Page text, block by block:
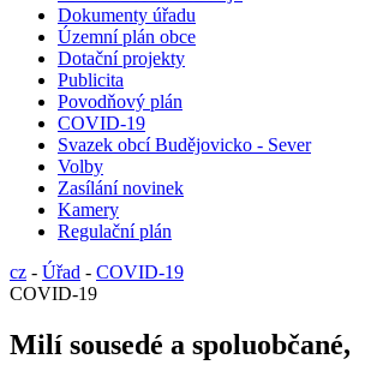
Dokumenty úřadu
Územní plán obce
Dotační projekty
Publicita
Povodňový plán
COVID-19
Svazek obcí Budějovicko - Sever
Volby
Zasílání novinek
Kamery
Regulační plán
cz - Úřad - COVID-19
COVID-19
Milí sousedé a spoluobčané,